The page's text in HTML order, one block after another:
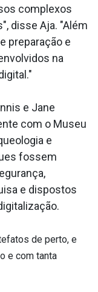
complexos
disse Aja. "Além
preparação e
na
e Jane
com o Museu
e
fossem
e dispostos
de perto, e
e com tanta